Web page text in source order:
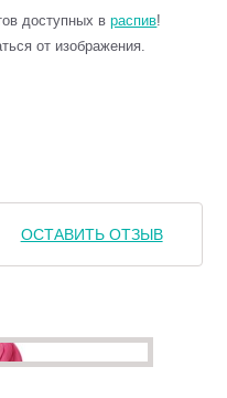
доступных враспив!
от изображения.
ОСТАВИТЬ ОТЗЫВ